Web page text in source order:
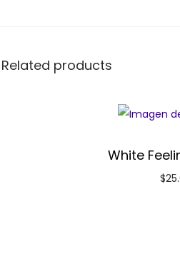
Related products
White
$